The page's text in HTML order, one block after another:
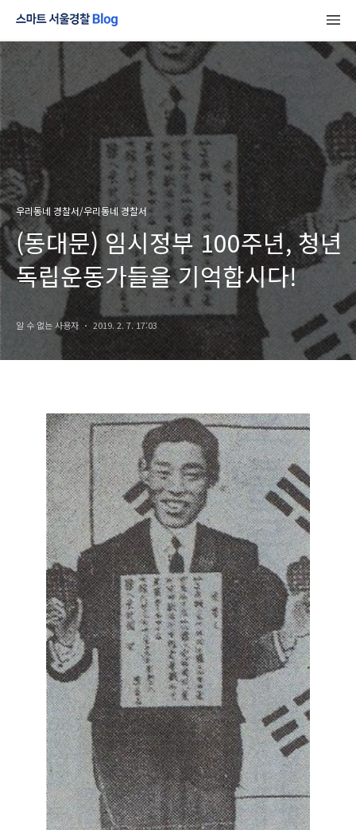
우리동네 경찰서/우리동네 경찰서
(동대문) 임시정부 100주년, 청년
독립운동가들을 기억합시다!
알 수 없는 사용자 2019. 2. 7. 17:03